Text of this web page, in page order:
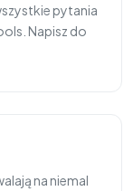
pytania
Napisz do
na niemal